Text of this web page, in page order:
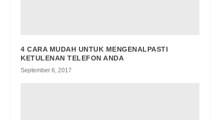
4 CARA MUDAH UNTUK MENGENALPASTI
KETULENAN TELEFON ANDA
September 6, 2017